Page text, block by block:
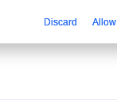
я обожаю
выглядят
Discard Allow